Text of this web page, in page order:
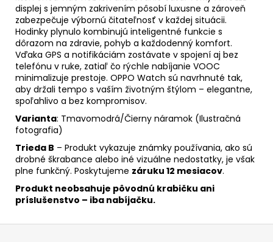
displej s jemným zakrivením pôsobí luxusne a zároveň
zabezpečuje výbornú čitateľnosť v každej situácii.
Hodinky plynulo kombinujú inteligentné funkcie s
dôrazom na zdravie, pohyb a každodenný komfort.
Vďaka GPS a notifikáciám zostávate v spojení aj bez
telefónu v ruke, zatiaľ čo rýchle nabíjanie VOOC
minimalizuje prestoje. OPPO Watch sú navrhnuté tak,
aby držali tempo s vaším životným štýlom – elegantne,
spoľahlivo a bez kompromisov.
Varianta: Tmavomodrá/Čierny náramok (Ilustračná
fotografia)
Trieda B – Produkt vykazuje známky používania, ako sú
drobné škrabance alebo iné vizuálne nedostatky, je však
plne funkčný. Poskytujeme záruku 12 mesiacov.
Produkt neobsahuje pôvodnú krabičku ani
príslušenstvo – iba nabíjačku.
Z